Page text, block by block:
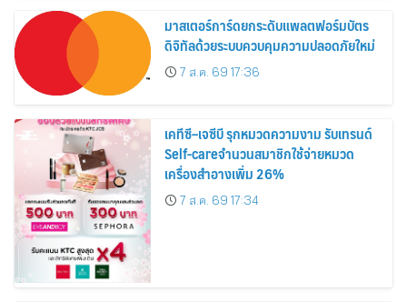
มาสเตอร์การ์ดยกระดับแพลตฟอร์มบัตร
ดิจิทัลด้วยระบบควบคุมความปลอดภัยใหม่
7 ส.ค. 69 17:36
เคทีซี–เจซีบี รุกหมวดความงาม รับเทรนด์
Self-careจำนวนสมาชิกใช้จ่ายหมวด
เครื่องสำอางเพิ่ม 26%
7 ส.ค. 69 17:34